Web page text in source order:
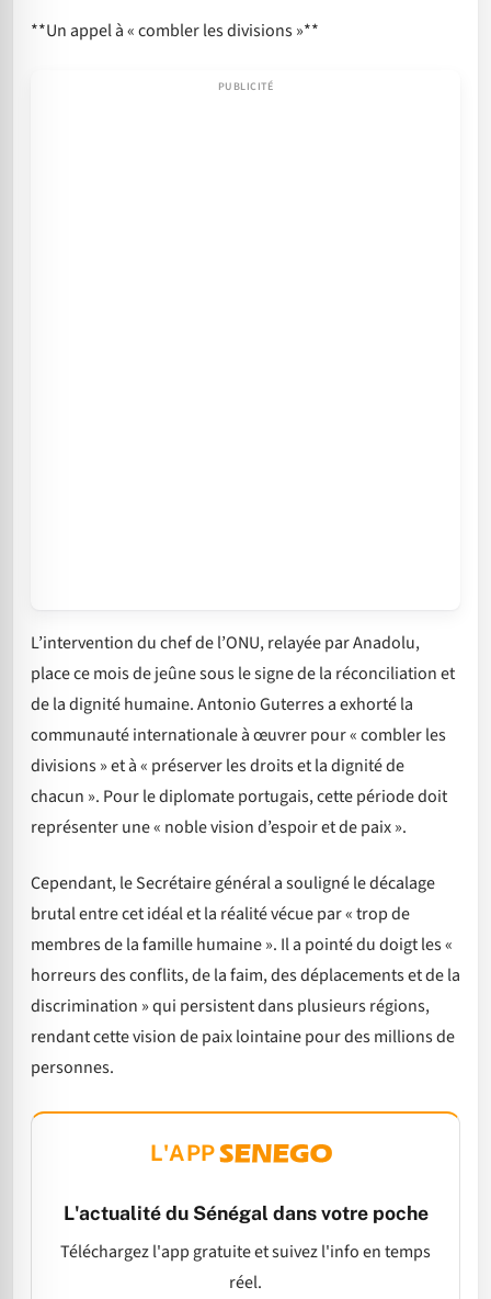
**Un appel à « combler les divisions »**
L’intervention du chef de l’ONU, relayée par Anadolu,
place ce mois de jeûne sous le signe de la réconciliation et
de la dignité humaine. Antonio Guterres a exhorté la
communauté internationale à œuvrer pour « combler les
divisions » et à « préserver les droits et la dignité de
chacun ». Pour le diplomate portugais, cette période doit
représenter une « noble vision d’espoir et de paix ».
Cependant, le Secrétaire général a souligné le décalage
brutal entre cet idéal et la réalité vécue par « trop de
membres de la famille humaine ». Il a pointé du doigt les «
horreurs des conflits, de la faim, des déplacements et de la
discrimination » qui persistent dans plusieurs régions,
rendant cette vision de paix lointaine pour des millions de
personnes.
L'APP
L'actualité du Sénégal dans votre poche
Téléchargez l'app gratuite et suivez l'info en temps
réel.